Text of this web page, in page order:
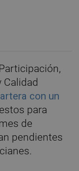
Calidad
con un
para
de
pendientes